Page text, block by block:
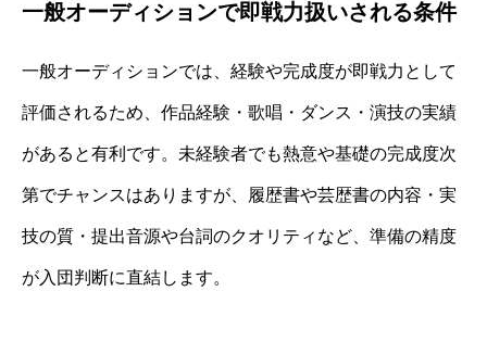
一般オーディションで即戦力扱いされる条件
一般オーディションでは、経験や完成度が即戦力として
評価されるため、作品経験・歌唱・ダンス・演技の実績
があると有利です。未経験者でも熱意や基礎の完成度次
第でチャンスはありますが、履歴書や芸歴書の内容・実
技の質・提出音源や台詞のクオリティなど、準備の精度
が入団判断に直結します。